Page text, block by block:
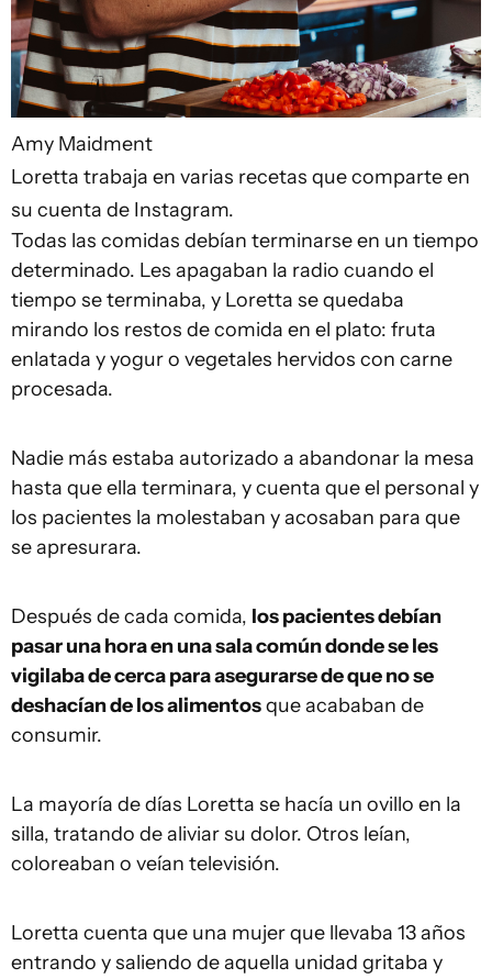
Amy Maidment
Loretta trabaja en varias recetas que comparte en
su cuenta de Instagram.
Todas las comidas debían terminarse en un tiempo
determinado. Les apagaban la radio cuando el
tiempo se terminaba, y Loretta se quedaba
mirando los restos de comida en el plato: fruta
enlatada y yogur o vegetales hervidos con carne
procesada.
Nadie más estaba autorizado a abandonar la mesa
hasta que ella terminara, y cuenta que el personal y
los pacientes la molestaban y acosaban para que
se apresurara.
Después de cada comida, los pacientes debían
pasar una hora en una sala común donde se les
vigilaba de cerca para asegurarse de que no se
deshacían de los alimentosque acababan de
consumir.
La mayoría de días Loretta se hacía un ovillo en la
silla, tratando de aliviar su dolor. Otros leían,
coloreaban o veían televisión.
Loretta cuenta que una mujer que llevaba 13 años
entrando y saliendo de aquella unidad gritaba y